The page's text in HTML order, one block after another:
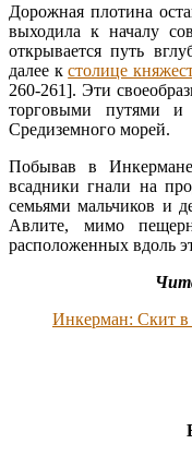
Дорожная плотина
выходила к началу
открывается путь
далее кстолице
260-261]. Эти
торговыми путями
Средиземного морей.
Побывав в
всадники гнали на
семьями мальчиков и
Авлите, мимо
расположенных вдоль
Инкерман: Скит в